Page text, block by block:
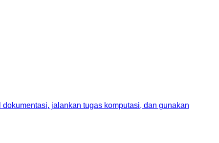
jalankan tugas komputasi, dan gunakan